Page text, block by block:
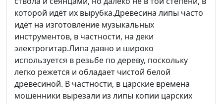
которой идёт их вырубка.Древесина липы часто
идёт на изготовление музыкальных
инструментов, в частности, на деки
электрогитар.Липа давно и широко
используется в резьбе по дереву, поскольку
легко режется и обладает чистой белой
древесиной. В частности, в царские времена
мошенники вырезали из липы копии царских